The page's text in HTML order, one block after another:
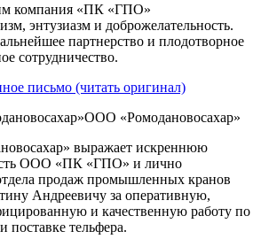
компания «ПК «ГПО»
энтузиазм и доброжелательность.
партнерство и плодотворное
сотрудничество.
письмо (читать оригинал)
ООО «Ромодановосахар»
выражает искреннюю
ООО «ПК «ГПО» и лично
продаж промышленных кранов
Андреевичу за оперативную,
и качественную работу по
поставке тельфера.